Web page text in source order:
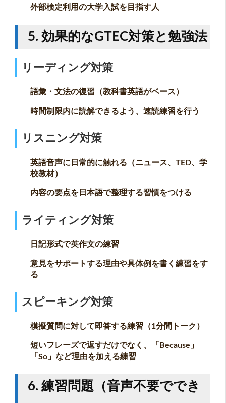
外部検定利用の大学入試を目指す人
5. 効果的なGTEC対策と勉強法
リーディング対策
語彙・文法の復習（教科書英語がベース）
時間制限内に読解できるよう、速読練習を行う
リスニング対策
英語音声に日常的に触れる（ニュース、TED、学
校教材）
内容の要点を日本語で整理する習慣をつける
ライティング対策
日記形式で英作文の練習
意見をサポートする理由や具体例を書く練習をす
る
スピーキング対策
模擬質問に対して即答する練習（1分間トーク）
短いフレーズで返すだけでなく、「Because」
「So」など理由を加える練習
6. 練習問題（音声不要ででき